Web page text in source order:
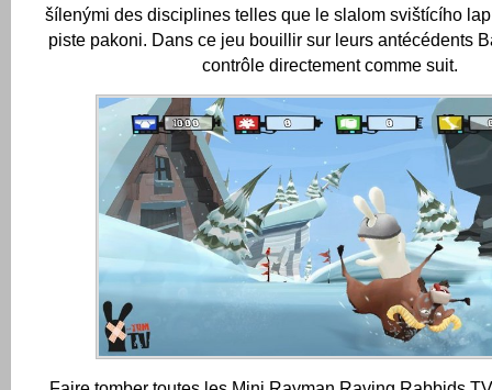
šílenými des disciplines telles que le slalom svištícího
piste pakoni. Dans ce jeu bouillir sur leurs antécédents
contrôle directement comme suit.